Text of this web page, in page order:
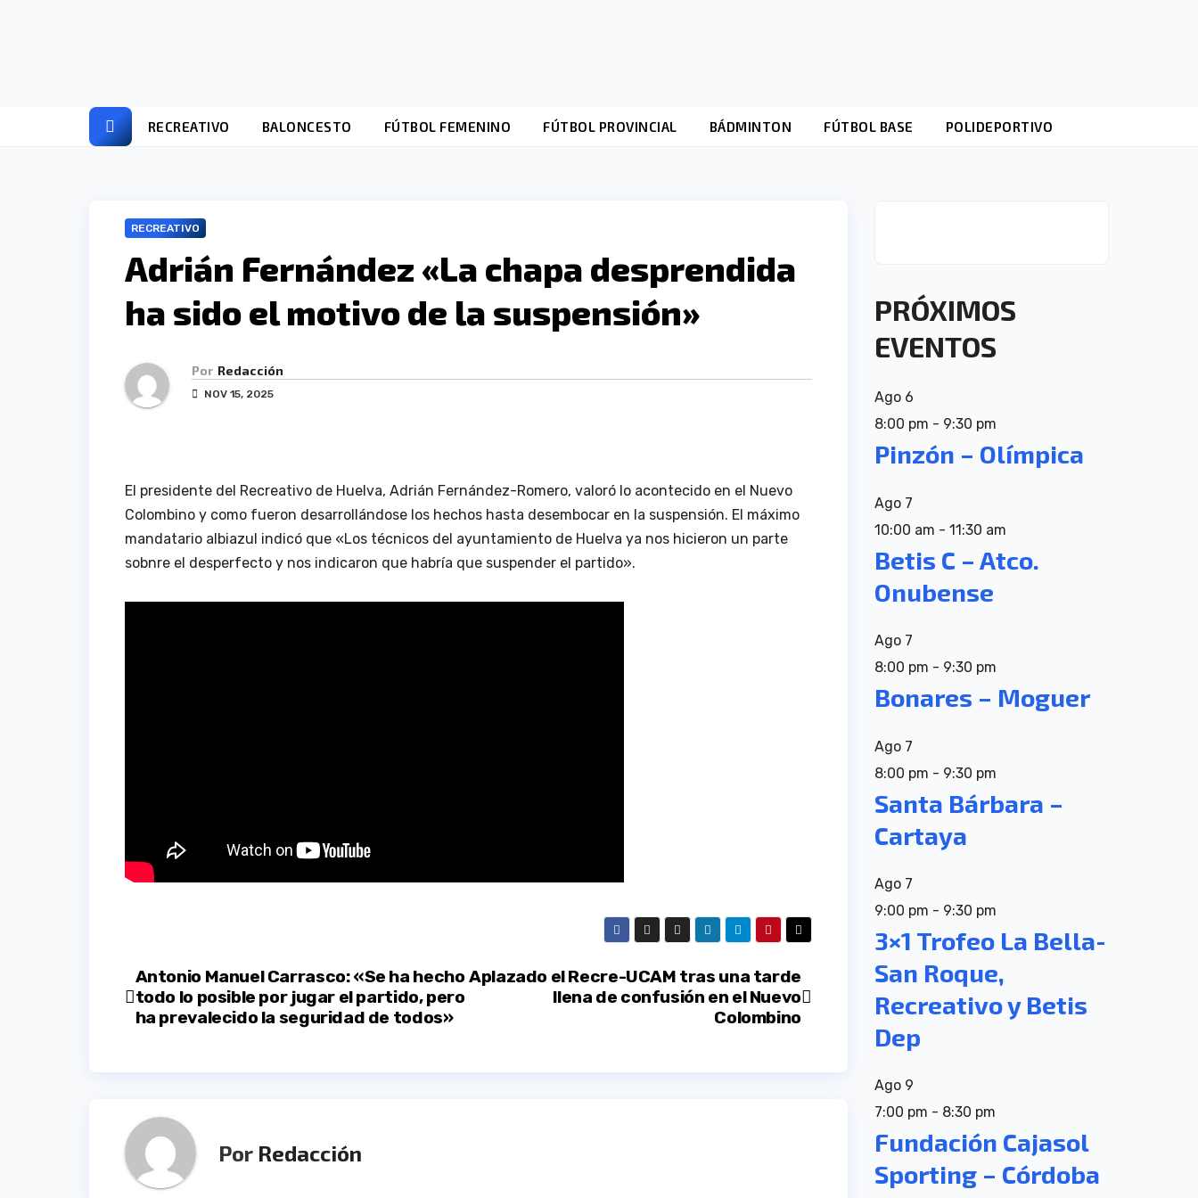
RECREATIVO BALONCESTO FÚTBOL FEMENINO FÚTBOL PROVINCIAL BÁDMINTON FÚTBOL BASE POLIDEPORTIVO
RECREATIVO
Adrián Fernández «La chapa desprendida
ha sido el motivo de la suspensión»
Por Redacción
NOV 15, 2025
El presidente del Recreativo de Huelva, Adrián Fernández-Romero, valoró lo acontecido en el Nuevo
Colombino y como fueron desarrollándose los hechos hasta desembocar en la suspensión. El máximo
mandatario albiazul indicó que «Los técnicos del ayuntamiento de Huelva ya nos hicieron un parte
sobnre el desperfecto y nos indicaron que habría que suspender el partido».
Navegación
de
Aplazado el Recre-UCAM tras una tarde
llena de confusión en el Nuevo
Colombino
Antonio Manuel Carrasco: «Se ha hecho
todo lo posible por jugar el partido, pero
ha prevalecido la seguridad de todos»
Por Redacción
PRÓXIMOS
EVENTOS
Ago 6
8:00 pm - 9:30 pm
Pinzón – Olímpica
Ago 7
10:00 am - 11:30 am
Betis C – Atco.
Onubense
Ago 7
8:00 pm - 9:30 pm
Bonares – Moguer
Ago 7
8:00 pm - 9:30 pm
Santa Bárbara –
Cartaya
Ago 7
9:00 pm - 9:30 pm
3×1 Trofeo La Bella-
San Roque,
Recreativo y Betis
Dep
Ago 9
7:00 pm - 8:30 pm
Fundación Cajasol
Sporting – Córdoba